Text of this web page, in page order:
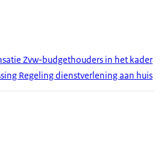
Zvw-budgethouders in het kader
Regeling dienstverlening aan huis